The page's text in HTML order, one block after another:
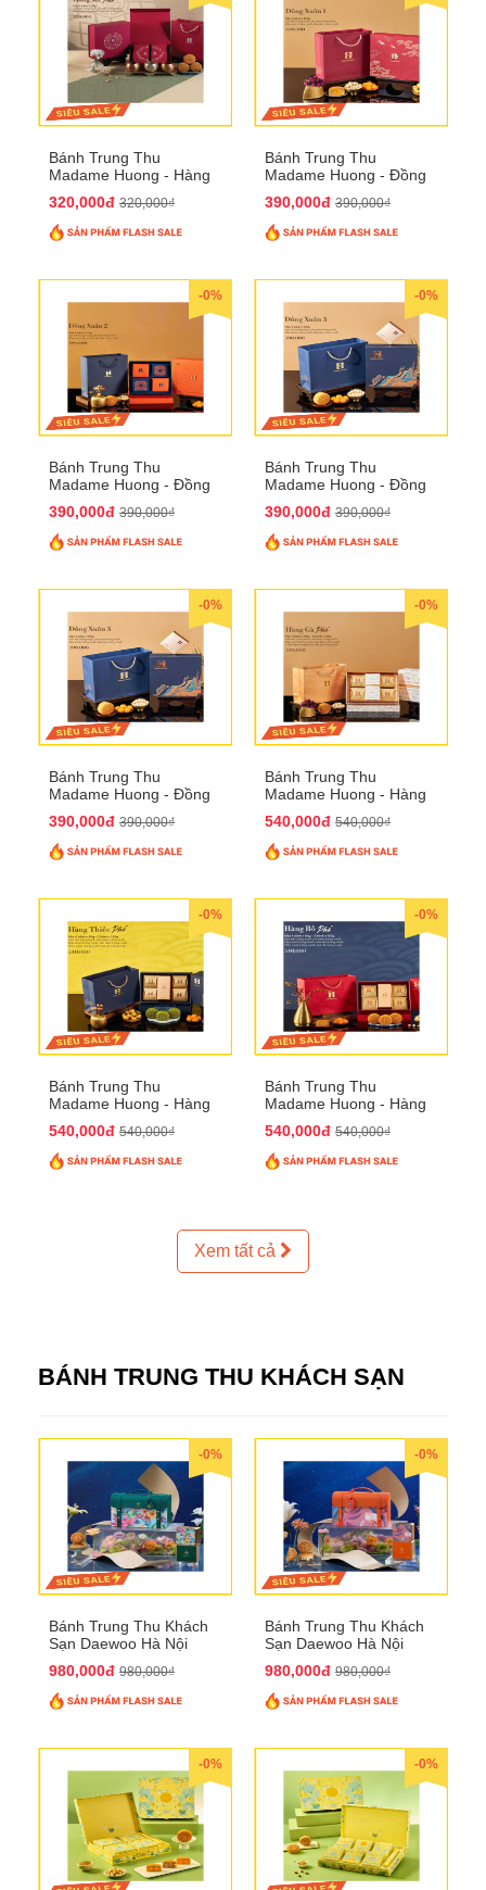
Bánh Trung Thu
Madame Huong - Hàng
320,000đ 320,000₫
Bánh Trung Thu
Madame Huong - Đồng
390,000đ 390,000₫
-0%
Bánh Trung Thu
Madame Huong - Đồng
390,000đ 390,000₫
-0%
Bánh Trung Thu
Madame Huong - Đồng
390,000đ 390,000₫
-0%
Bánh Trung Thu
Madame Huong - Đồng
390,000đ 390,000₫
-0%
Bánh Trung Thu
Madame Huong - Hàng
540,000đ 540,000₫
-0%
Bánh Trung Thu
Madame Huong - Hàng
540,000đ 540,000₫
-0%
Bánh Trung Thu
Madame Huong - Hàng
540,000đ 540,000₫
Xem tất cả
BÁNH TRUNG THU KHÁCH SẠN
-0%
Bánh Trung Thu Khách
Sạn Daewoo Hà Nội
QTTT30
980,000đ 980,000₫
-0%
Bánh Trung Thu Khách
Sạn Daewoo Hà Nội
QTTT31
980,000đ 980,000₫
-0% -0%